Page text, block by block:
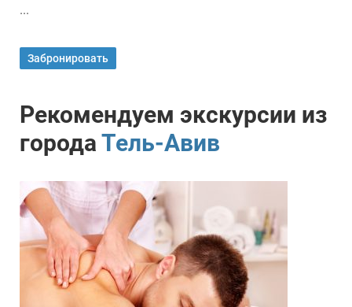
...
Забронировать
Рекомендуем экскурсии из
города Тель-Авив